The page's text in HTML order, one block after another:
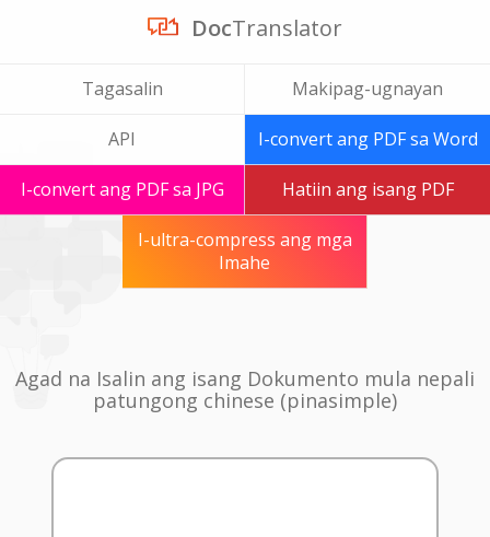
DocTranslator
Tagasalin Makipag-ugnayan
API I-convert ang PDF sa Word
I-convert ang PDF sa JPG Hatiin ang isang PDF
I-ultra-compress ang mga
Imahe
Agad na Isalin ang isang Dokumento mula nepali
patungong chinese (pinasimple)